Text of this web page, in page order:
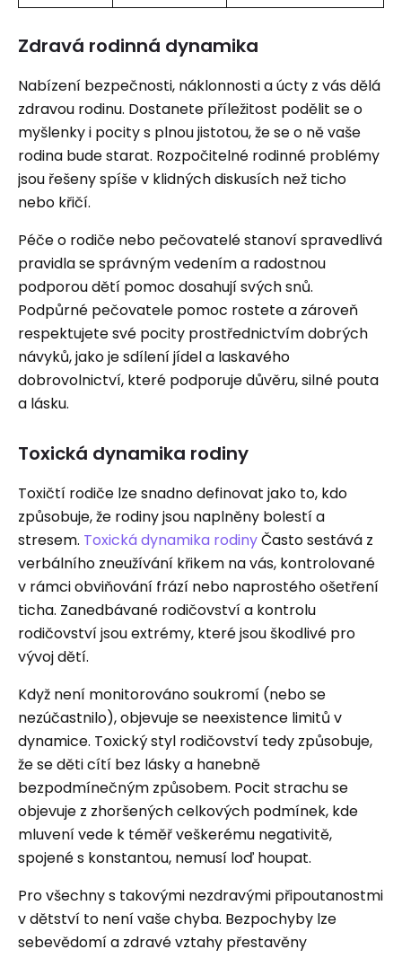
Zdravá rodinná dynamika
Nabízení bezpečnosti, náklonnosti a úcty z vás dělá
zdravou rodinu. Dostanete příležitost podělit se o
myšlenky i pocity s plnou jistotou, že se o ně vaše
rodina bude starat. Rozpočitelné rodinné problémy
jsou řešeny spíše v klidných diskusích než ticho
nebo křičí.
Péče o rodiče nebo pečovatelé stanoví spravedlivá
pravidla se správným vedením a radostnou
podporou dětí pomoc dosahují svých snů.
Podpůrné pečovatele pomoc rostete a zároveň
respektujete své pocity prostřednictvím dobrých
návyků, jako je sdílení jídel a laskavého
dobrovolnictví, které podporuje důvěru, silné pouta
a lásku.
Toxická dynamika rodiny
Toxičtí rodiče lze snadno definovat jako to, kdo
způsobuje, že rodiny jsou naplněny bolestí a
stresem. Toxická dynamika rodinyČasto sestává z
verbálního zneužívání křikem na vás, kontrolované
v rámci obviňování frází nebo naprostého ošetření
ticha. Zanedbávané rodičovství a kontrolu
rodičovství jsou extrémy, které jsou škodlivé pro
vývoj dětí.
Když není monitorováno soukromí (nebo se
nezúčastnilo), objevuje se neexistence limitů v
dynamice. Toxický styl rodičovství tedy způsobuje,
že se děti cítí bez lásky a hanebně
bezpodmínečným způsobem. Pocit strachu se
objevuje z zhoršených celkových podmínek, kde
mluvení vede k téměř veškerému negativitě,
spojené s konstantou, nemusí loď houpat.
Pro všechny s takovými nezdravými připoutanostmi
v dětství to není vaše chyba. Bezpochyby lze
sebevědomí a zdravé vztahy přestavěny